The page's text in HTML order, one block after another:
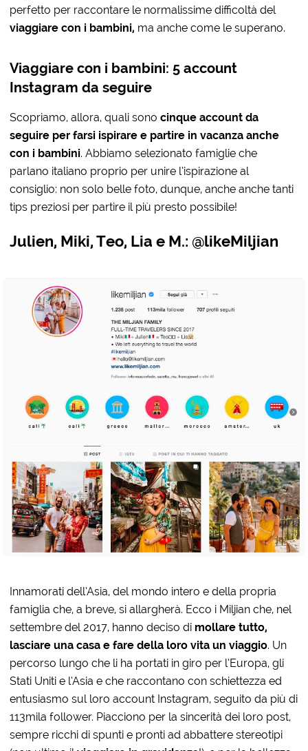
perfetto per raccontare le normalissime difficoltà del
viaggiare con i bambini, ma anche come le superano.
Viaggiare con i bambini: 5 account
Instagram da seguire
Scopriamo, allora, quali sonocinque account da
seguire per farsi ispirare e partire in vacanza anche
con i bambini. Abbiamo selezionato famiglie che
parlano italiano proprio per unire l’ispirazione al
consiglio: non solo belle foto, dunque, anche anche tanti
tips preziosi per partire il più presto possibile!
Julien, Miki, Teo, Lia e M.: @likeMiljian
Innamorati dell’Asia, del mondo intero e della propria
famiglia che, a breve, si allargherà. Ecco i Miljian che, nel
settembre del 2017, hanno deciso di mollare tutto,
lasciare una casa e fare della loro vita un viaggio. Un
percorso lungo che li ha portati in giro per l’Europa, gli
Stati Uniti e l’Asia e che raccontano con schiettezza ed
entusiasmo sul loro account Instagram, seguito da più di
113mila follower. Piacciono per la sincerità dei loro post,
sempre ricchi di spunti e pronti ad abbattere stereotipi